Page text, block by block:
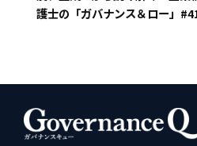
護士の「ガバナンス＆ロー」#41